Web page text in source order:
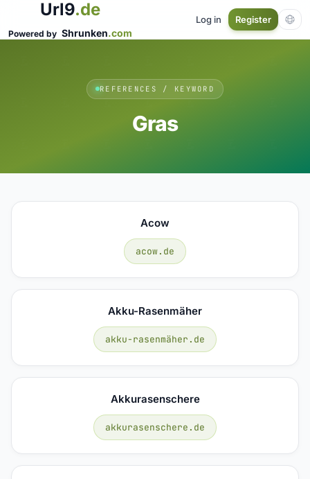
Url9.de
Powered by Shrunken.com
Log in Register
REFERENCES / KEYWORD
Gras
Acow
acow.de
Akku-Rasenmäher
akku-rasenmäher.de
Akkurasenschere
akkurasenschere.de